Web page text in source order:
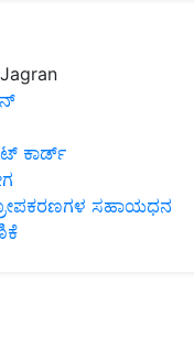
ಕಾರ್ಡ್
ಸಹಾಯಧನ